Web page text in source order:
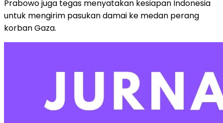
Prabowo juga tegas menyatakan kesiapan Indonesia
untuk mengirim pasukan damai ke medan perang
korban Gaza.